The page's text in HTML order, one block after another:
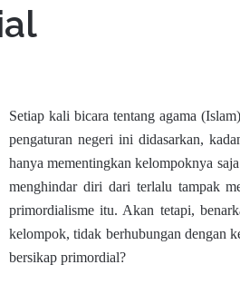
Setiap kali bicara tentang agama
pengaturan negeri ini didasarkan,
hanya mementingkan kelompoknya
menghindar diri dari terlalu tampak
primordialisme itu. Akan tetapi,
kelompok, tidak berhubungan dengan
bersikap primordial?